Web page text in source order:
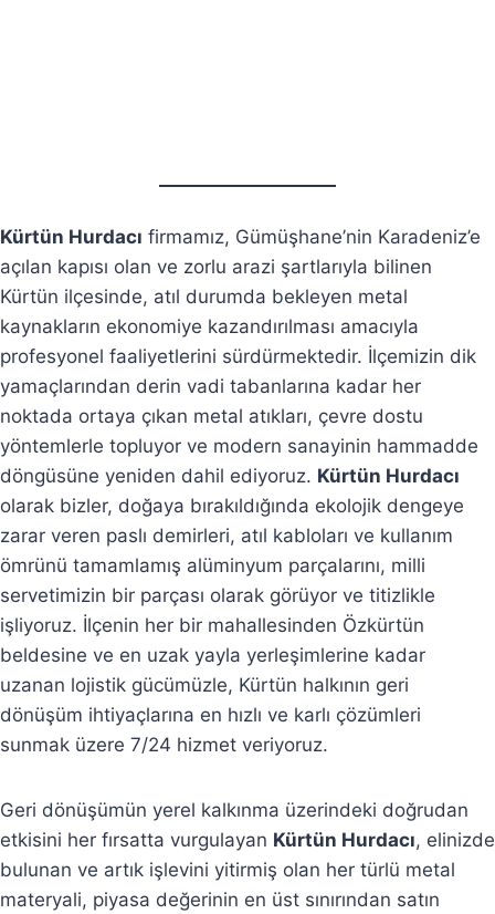
Kürtün Hurdacı firmamız, Gümüşhane’nin Karadeniz’e
açılan kapısı olan ve zorlu arazi şartlarıyla bilinen
Kürtün ilçesinde, atıl durumda bekleyen metal
kaynakların ekonomiye kazandırılması amacıyla
profesyonel faaliyetlerini sürdürmektedir. İlçemizin dik
yamaçlarından derin vadi tabanlarına kadar her
noktada ortaya çıkan metal atıkları, çevre dostu
yöntemlerle topluyor ve modern sanayinin hammadde
döngüsüne yeniden dahil ediyoruz. Kürtün Hurdacı
olarak bizler, doğaya bırakıldığında ekolojik dengeye
zarar veren paslı demirleri, atıl kabloları ve kullanım
ömrünü tamamlamış alüminyum parçalarını, milli
servetimizin bir parçası olarak görüyor ve titizlikle
işliyoruz. İlçenin her bir mahallesinden Özkürtün
beldesine ve en uzak yayla yerleşimlerine kadar
uzanan lojistik gücümüzle, Kürtün halkının geri
dönüşüm ihtiyaçlarına en hızlı ve karlı çözümleri
sunmak üzere 7/24 hizmet veriyoruz.
Geri dönüşümün yerel kalkınma üzerindeki doğrudan
etkisini her fırsatta vurgulayan Kürtün Hurdacı, elinizde
bulunan ve artık işlevini yitirmiş olan her türlü metal
materyali, piyasa değerinin en üst sınırından satın